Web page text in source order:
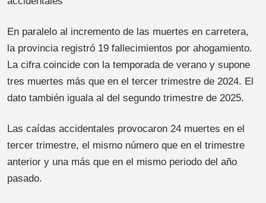
En paralelo al incremento de las muertes en carretera,
la provincia registró 19 fallecimientos por ahogamiento.
La cifra coincide con la temporada de verano y supone
tres muertes más que en el tercer trimestre de 2024. El
dato también iguala al del segundo trimestre de 2025.
Las caídas accidentales provocaron 24 muertes en el
tercer trimestre, el mismo número que en el trimestre
anterior y una más que en el mismo periodo del año
pasado.